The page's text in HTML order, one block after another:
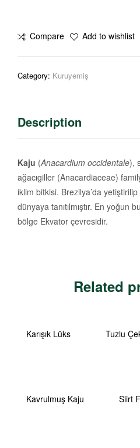
Compare Add to wishlist
Category: Kuruyemiş
Description
Kaju (Anacardium occidentale),
ağacıgiller (Anacardiaceae)
iklim bitkisi. Brezilya’da
dünyaya tanıtılmıştır. En yoğun
bölge Ekvator çevresidir.
Related
Karışık Lüks Tuzlu
Kavrulmuş Kaju Siirt